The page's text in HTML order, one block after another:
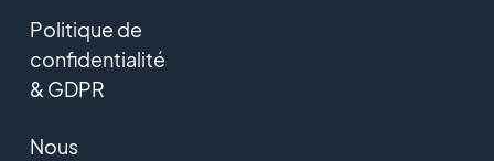
Politique de
confidentialité
& GDPR
Nous